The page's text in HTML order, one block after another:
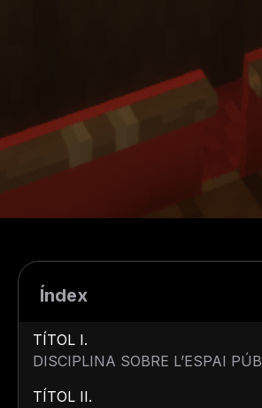
Índex
TÍTOL I.
DISCIPLINA SOBRE L’ESPAI
TÍTOL II.